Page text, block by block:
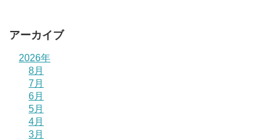
アーカイブ
2026年
8月
7月
6月
5月
4月
3月